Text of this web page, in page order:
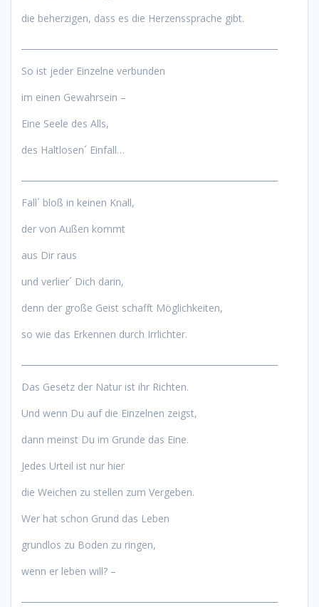
die beherzigen, dass es die Herzenssprache gibt.
So ist jeder Einzelne verbunden
im einen Gewahrsein –
Eine Seele des Alls,
des Haltlosen´ Einfall…
Fall´ bloß in keinen Knall,
der von Außen kommt
aus Dir raus
und verlier´ Dich darin,
denn der große Geist schafft Möglichkeiten,
so wie das Erkennen durch Irrlichter.
Das Gesetz der Natur ist ihr Richten.
Und wenn Du auf die Einzelnen zeigst,
dann meinst Du im Grunde das Eine.
Jedes Urteil ist nur hier
die Weichen zu stellen zum Vergeben.
Wer hat schon Grund das Leben
grundlos zu Boden zu ringen,
wenn er leben will? –